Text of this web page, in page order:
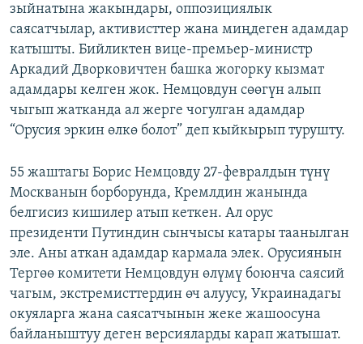
ЭЖЕ-СИҢДИЛЕР
АЗАТТЫК+
ЫҢГАЙСЫЗ СУРООЛОР
ОНЛАЙН ШЕРИНЕ
ЭЕ/АРнун бардык сайттары
зыйнатына жакындары, оппозициялык
саясатчылар, активисттер жана миңдеген адамдар
катышты. Бийликтен вице-премьер-министр
Аркадий Дворковичтен башка жогорку кызмат
адамдары келген жок. Немцовдун сөөгүн алып
чыгып жатканда ал жерге чогулган адамдар
“Орусия эркин өлкө болот” деп кыйкырып турушту.
55 жаштагы Борис Немцовду 27-февралдын түнү
Москванын борборунда, Кремлдин жанында
белгисиз кишилер атып кеткен. Ал орус
президенти Путиндин сынчысы катары таанылган
эле. Аны аткан адамдар кармала элек. Орусиянын
Тергөө комитети Немцовдун өлүмү боюнча саясий
чагым, экстремисттердин өч алуусу, Украинадагы
окуяларга жана саясатчынын жеке жашоосуна
байланыштуу деген версияларды карап жатышат.